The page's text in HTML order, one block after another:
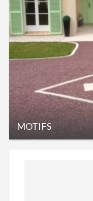
MOTIFS